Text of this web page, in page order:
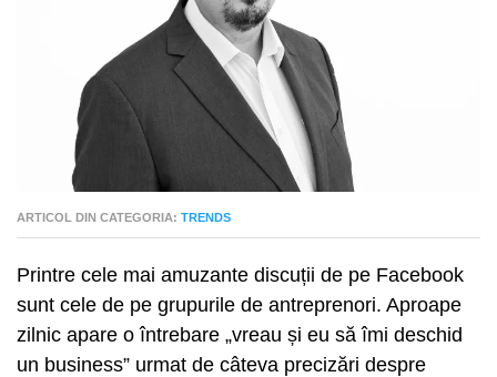
ARTICOL DIN CATEGORIA: TRENDS
Printre cele mai amuzante discuții de pe Facebook
sunt cele de pe grupurile de antreprenori. Aproape
zilnic apare o întrebare „vreau și eu să îmi deschid
un business” urmat de câteva precizări despre